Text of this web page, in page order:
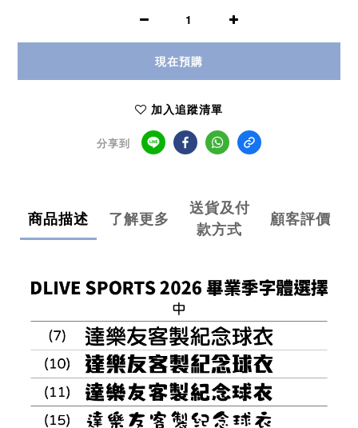
現在預購
加入追蹤清單
分享到
商品描述 了解更多
送貨及付
款方式
顧客評價